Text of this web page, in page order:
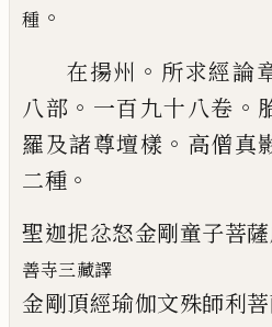
種 。
在揚州 。 所求經論
八部 。 一百九十八卷 。
羅及諸尊壇樣 。 高僧真
二種 。
聖迦抳忿怒金剛童子菩
善寺三藏譯
金剛頂經瑜伽文殊師利